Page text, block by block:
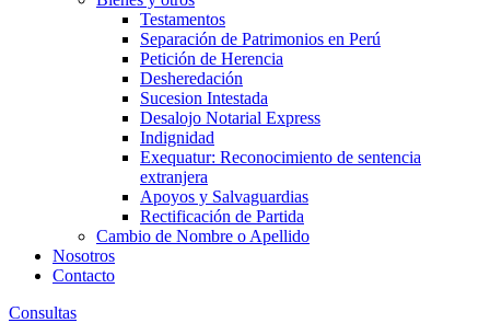
Testamentos
Separación de Patrimonios en Perú
Petición de Herencia
Desheredación
Sucesion Intestada
Desalojo Notarial Express
Indignidad
Exequatur: Reconocimiento de sentencia
extranjera
Apoyos y Salvaguardias
Rectificación de Partida
Cambio de Nombre o Apellido
Nosotros
Contacto
Consultas